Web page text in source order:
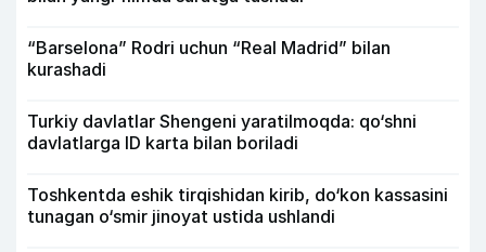
“Barselona” Rodri uchun “Real Madrid” bilan
kurashadi
Turkiy davlatlar Shengeni yaratilmoqda: qo‘shni
davlatlarga ID karta bilan boriladi
Toshkentda eshik tirqishidan kirib, do‘kon kassasini
tunagan o‘smir jinoyat ustida ushlandi